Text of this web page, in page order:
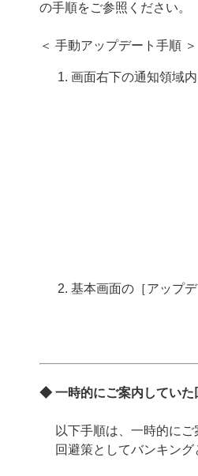
の手順をご参照ください。
＜ 手動アップデート手順 ＞
画面右下の通知領域
基本画面の［アップ
◆ 一時的にご案内していた
以下手順は、一時的にご
回避策としてバンキン